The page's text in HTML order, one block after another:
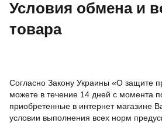
Условия обмена и
товара
Согласно Закону Украины «О защите
можете в течение 14 дней с момента
приобретенные в интернет магазине
условии выполнения всех норм